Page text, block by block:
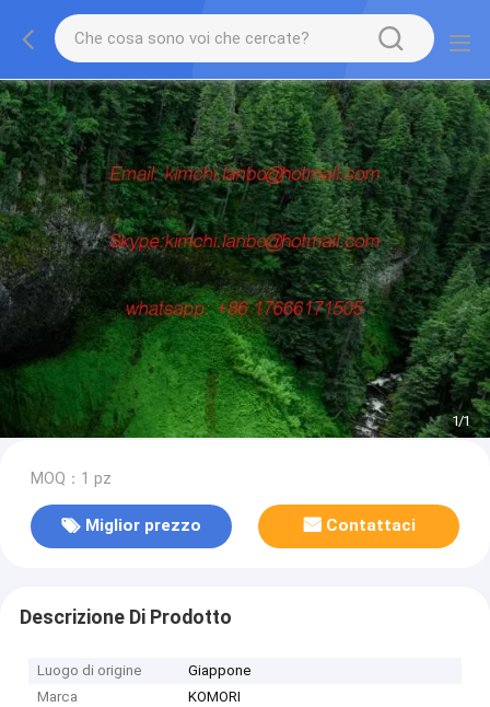
1/1
MOQ：1 pz
Miglior prezzo Contattaci
Descrizione Di Prodotto
Luogo di origine
Giappone
Marca
KOMORI